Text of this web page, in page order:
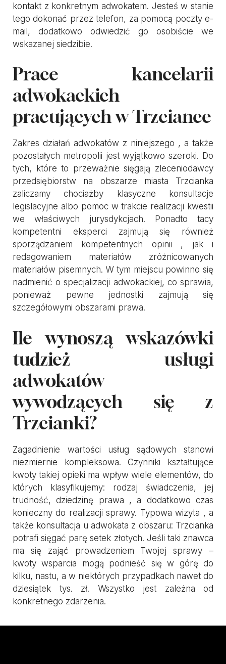
kontakt z konkretnym adwokatem. Jesteś w stanie
tego dokonać przez telefon, za pomocą poczty e-
mail, dodatkowo odwiedzić go osobiście we
wskazanej siedzibie.
Prace kancelarii
adwokackich
pracujących w Trzciance
Zakres działań adwokatów z niniejszego , a także
pozostałych metropolii jest wyjątkowo szeroki. Do
tych, które to przeważnie sięgają zleceniodawcy
przedsiębiorstw na obszarze miasta Trzcianka
zaliczamy chociażby klasyczne konsultacje
legislacyjne albo pomoc w trakcie realizacji kwestii
we właściwych jurysdykcjach. Ponadto tacy
kompetentni eksperci zajmują się również
sporządzaniem kompetentnych opinii , jak i
redagowaniem materiałów zróżnicowanych
materiałów pisemnych. W tym miejscu powinno się
nadmienić o specjalizacji adwokackiej, co sprawia,
ponieważ pewne jednostki zajmują się
szczegółowymi obszarami prawa.
Ile wynoszą wskazówki
tudzież usługi
adwokatów
wywodzących się z
Trzcianki?
Zagadnienie wartości usług sądowych stanowi
niezmiernie kompleksowa. Czynniki kształtujące
kwoty takiej opieki ma wpływ wiele elementów, do
których klasyfikujemy: rodzaj świadczenia, jej
trudność, dziedzinę prawa , a dodatkowo czas
konieczny do realizacji sprawy. Typowa wizyta , a
także konsultacja u adwokata z obszaru: Trzcianka
potrafi sięgać parę setek złotych. Jeśli taki znawca
ma się zająć prowadzeniem Twojej sprawy –
kwoty wsparcia mogą podnieść się w górę do
kilku, nastu, a w niektórych przypadkach nawet do
dziesiątek tys. zł. Wszystko jest zależna od
konkretnego zdarzenia.